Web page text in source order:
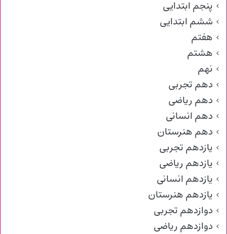
پنجم ابتدایی
ششم ابتدایی
هفتم
هشتم
نهم
دهم تجربی
دهم ریاضی
دهم انسانی
دهم هنرستان
یازدهم تجربی
یازدهم ریاضی
یازدهم انسانی
یازدهم هنرستان
دوازدهم تجربی
دوازدهم ریاضی